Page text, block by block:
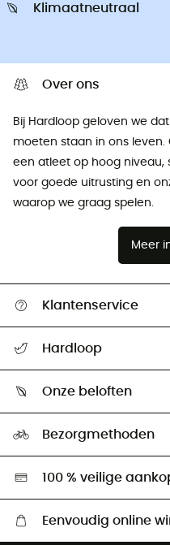
Klimaatneutraal
Over ons
Bij Hardloop geloven we
moeten staan ​​in ons
een atleet op hoog niveau,
voor goede uitrusting en
waarop we graag spelen.
Meer
Klantenservice
Retourzendingen &
Hardloop
Ambassadeurs
Onze beloften
Hardgreen
Bezorgmethoden
100 % veilige
Eenvoudig online